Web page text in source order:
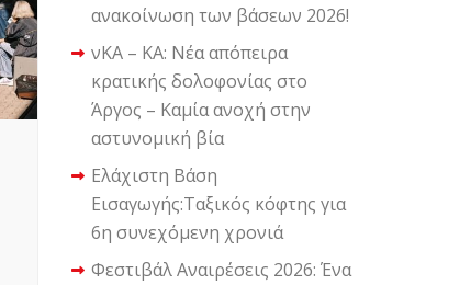
ανακοίνωση των βάσεων 2026!
νΚΑ – ΚΑ: Νέα απόπειρα
κρατικής δολοφονίας στο
Άργος – Καμία ανοχή στην
αστυνομική βία
Ελάχιστη Βάση
Εισαγωγής:Ταξικός κόφτης για
6η συνεχόμενη χρονιά
Φεστιβάλ Αναιρέσεις 2026: Ένα